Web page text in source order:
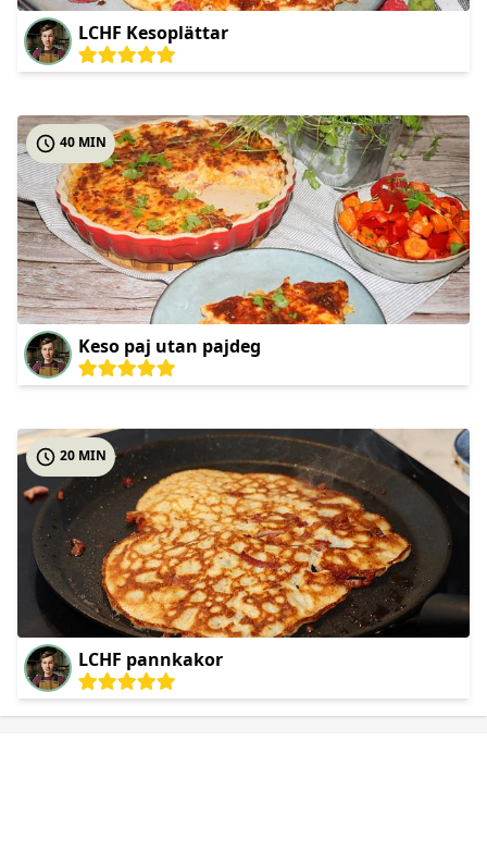
LCHF Kesoplättar
Keso paj utan pajdeg
40 MIN
LCHF pannkakor
20 MIN